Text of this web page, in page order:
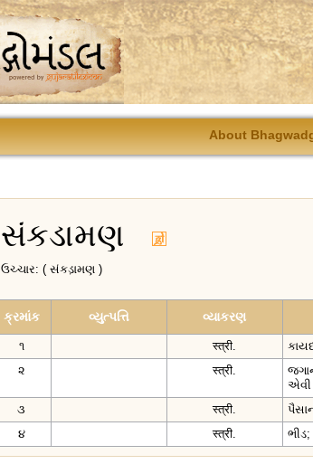
About
સંકડામણ
ઉચ્ચાર: ( સંકડ઼ામણ )
ક્રમાંક વ્યુત્પત્તિ વ્યાકરણ
૧ स्त्री.
૨
स्त्री.
એવી
૩
स्त्री.
૪
स्त्री.